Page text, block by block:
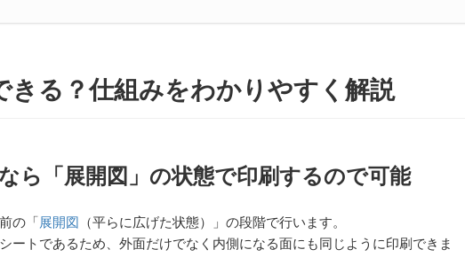
きる？仕組みをわかりやすく解説
ら「展開図」の状態で印刷するので可能
の「展開図 （平らに広げた状態）」の段階で行います。
ートであるため、外面だけでなく内側になる面にも同じように印刷できま